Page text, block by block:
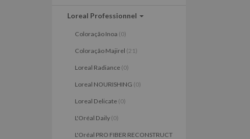
Loreal Professionnel
Coloração Inoa (0)
Coloração Majirel (21)
Loreal Radiance (0)
Loreal NOURISHING (0)
Loreal Delicate (0)
L'Oréal Daily (0)
L'Oréal PRO FIBER RECONSTRUCT